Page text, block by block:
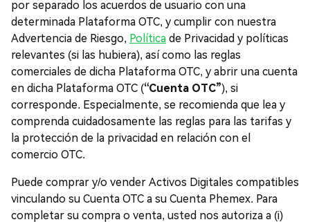
por separado los acuerdos de usuario con una
determinada Plataforma OTC, y cumplir con nuestra
Advertencia de Riesgo, Política de Privacidad y políticas
relevantes (si las hubiera), así como las reglas
comerciales de dicha Plataforma OTC, y abrir una cuenta
en dicha Plataforma OTC (“Cuenta OTC”), si
corresponde. Especialmente, se recomienda que lea y
comprenda cuidadosamente las reglas para las tarifas y
la protección de la privacidad en relación con el
comercio OTC.
Puede comprar y/o vender Activos Digitales compatibles
vinculando su Cuenta OTC a su Cuenta Phemex. Para
completar su compra o venta, usted nos autoriza a (i)